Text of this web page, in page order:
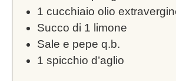
1 cucchiaio olio
Succo di 1 limone
Sale e pepe q.b.
1 spicchio d’aglio